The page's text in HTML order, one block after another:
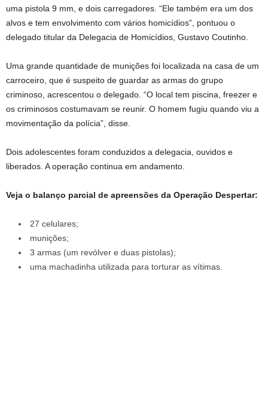
uma pistola 9 mm, e dois carregadores. “Ele também era um dos
alvos e tem envolvimento com vários homicídios”, pontuou o
delegado titular da Delegacia de Homicídios, Gustavo Coutinho.
Uma grande quantidade de munições foi localizada na casa de um
carroceiro, que é suspeito de guardar as armas do grupo
criminoso, acrescentou o delegado. “O local tem piscina, freezer e
os criminosos costumavam se reunir. O homem fugiu quando viu a
movimentação da polícia”, disse.
Dois adolescentes foram conduzidos a delegacia, ouvidos e
liberados. A operação continua em andamento.
Veja o balanço parcial de apreensões da Operação Despertar:
27 celulares;
munições;
3 armas (um revólver e duas pistolas);
uma machadinha utilizada para torturar as vítimas.